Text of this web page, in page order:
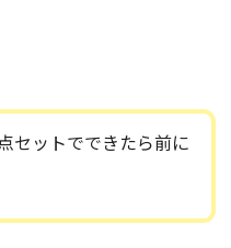
セットでできたら前に